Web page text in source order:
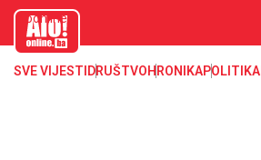
aloonline.b
SVE VIJESTI DRUŠTVOHRONIKAPOLITIKA